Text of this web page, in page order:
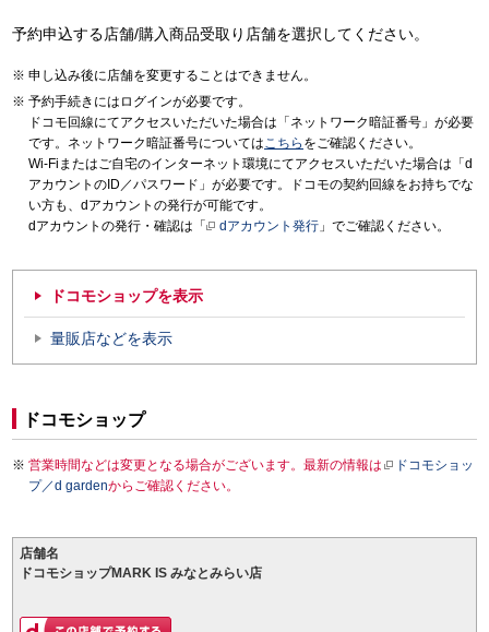
予約申込する店舗/購入商品受取り店舗を選択してください。
申し込み後に店舗を変更することはできません。
予約手続きにはログインが必要です。
ドコモ回線にてアクセスいただいた場合は「ネットワーク暗証番号」が必要
です。ネットワーク暗証番号についてはこちら をご確認ください。
Wi-Fiまたはご自宅のインターネット環境にてアクセスいただいた場合は「d
アカウントのID／パスワード」が必要です。ドコモの契約回線をお持ちでな
い方も、dアカウントの発行が可能です。
dアカウントの発行・確認は「
dアカウント発行 」でご確認ください。
ドコモショップを表示
量販店などを表示
ドコモショップ
営業時間などは変更となる場合がございます。最新の情報は
ドコモショッ
プ／d gardenからご確認ください。
店舗名
ドコモショップMARK IS みなとみらい店